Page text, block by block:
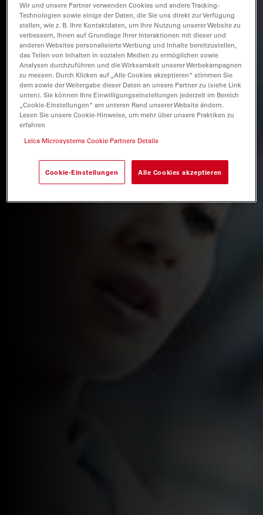
Wir und unsere Partner verwenden Cookies und andere Tracking-
Technologien sowie einige der Daten, die Sie uns direkt zur Verfügung
stellen, wie z. B. Ihre Kontaktdaten, um Ihre Nutzung unserer Website zu
verbessern, Ihnen auf Grundlage Ihrer Interaktionen mit dieser und
anderen Websites personalisierte Werbung und Inhalte bereitzustellen,
das Teilen von Inhalten in sozialen Medien zu ermöglichen sowie
Analysen durchzuführen und die Wirksamkeit unserer Werbekampagnen
zu messen. Durch Klicken auf „Alle Cookies akzeptieren“ stimmen Sie
dem sowie der Weitergabe dieser Daten an unsere Partner zu (siehe Link
unten). Sie können Ihre Einwilligungseinstellungen jederzeit im Bereich
„Cookie-Einstellungen“ am unteren Rand unserer Website ändern.
Lesen Sie unsere Cookie-Hinweise, um mehr über unsere Praktiken zu
erfahren
Leica Microsystems Cookie Partners Details
Cookie-Einstellungen Alle Cookies akzeptieren